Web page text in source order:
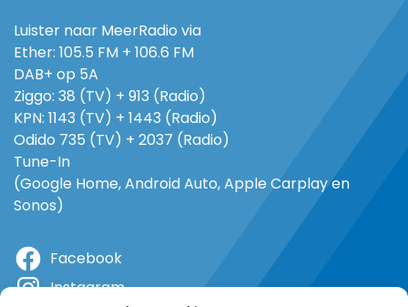
Luister naar MeerRadio via
Ether: 105.5 FM + 106.6 FM
DAB+ op 5A
Ziggo: 38 (TV) + 913 (Radio)
KPN: 1143 (TV) + 1443 (Radio)
Odido 735 (TV) + 2037 (Radio)
Tune-In
(Google Home, Android Auto, Apple Carplay en
Sonos)
Facebook
Instagram